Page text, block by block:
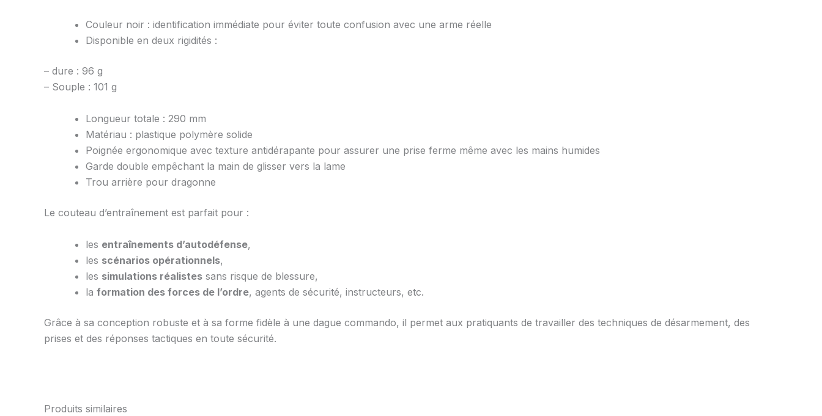
Couleur noir : identification immédiate pour éviter toute confusion avec une arme réelle
Disponible en deux rigidités :
– dure : 96 g
– Souple : 101 g
Longueur totale : 290 mm
Matériau : plastique polymère solide
Poignée ergonomique avec texture antidérapante pour assurer une prise ferme même avec les mains humides
Garde double empêchant la main de glisser vers la lame
Trou arrière pour dragonne
Le couteau d’entraînement est parfait pour :
les entraînements d’autodéfense,
les scénarios opérationnels,
les simulations réalistes sans risque de blessure,
la formation des forces de l’ordre, agents de sécurité, instructeurs, etc.
Grâce à sa conception robuste et à sa forme fidèle à une dague commando, il permet aux pratiquants de travailler des techniques de désarmement, des
prises et des réponses tactiques en toute sécurité.
Produits similaires